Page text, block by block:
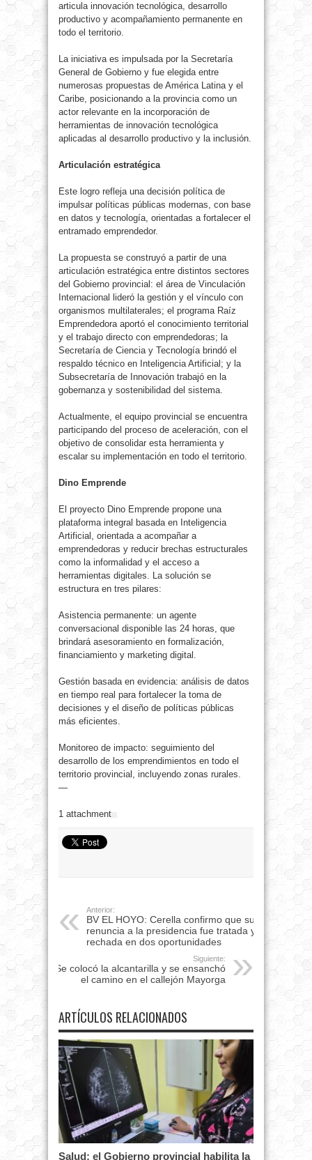
articula innovación tecnológica, desarrollo
productivo y acompañamiento permanente en
todo el territorio.
La iniciativa es impulsada por la Secretaría
General de Gobierno y fue elegida entre
numerosas propuestas de América Latina y el
Caribe, posicionando a la provincia como un
actor relevante en la incorporación de
herramientas de innovación tecnológica
aplicadas al desarrollo productivo y la inclusión.
Articulación estratégica
Este logro refleja una decisión política de
impulsar políticas públicas modernas, con base
en datos y tecnología, orientadas a fortalecer el
entramado emprendedor.
La propuesta se construyó a partir de una
articulación estratégica entre distintos sectores
del Gobierno provincial: el área de Vinculación
Internacional lideró la gestión y el vínculo con
organismos multilaterales; el programa Raíz
Emprendedora aportó el conocimiento territorial
y el trabajo directo con emprendedoras; la
Secretaría de Ciencia y Tecnología brindó el
respaldo técnico en Inteligencia Artificial; y la
Subsecretaría de Innovación trabajó en la
gobernanza y sostenibilidad del sistema.
Actualmente, el equipo provincial se encuentra
participando del proceso de aceleración, con el
objetivo de consolidar esta herramienta y
escalar su implementación en todo el territorio.
Dino Emprende
El proyecto Dino Emprende propone una
plataforma integral basada en Inteligencia
Artificial, orientada a acompañar a
emprendedoras y reducir brechas estructurales
como la informalidad y el acceso a
herramientas digitales. La solución se
estructura en tres pilares:
Asistencia permanente: un agente
conversacional disponible las 24 horas, que
brindará asesoramiento en formalización,
financiamiento y marketing digital.
Gestión basada en evidencia: análisis de datos
en tiempo real para fortalecer la toma de
decisiones y el diseño de políticas públicas
más eficientes.
Monitoreo de impacto: seguimiento del
desarrollo de los emprendimientos en todo el
territorio provincial, incluyendo zonas rurales.
—
1 attachment
Anterior:
BV EL HOYO: Cerella confirmo que su
renuncia a la presidencia fue tratada y
rechada en dos oportunidades
Siguiente:
Se colocó la alcantarilla y se ensanchó
el camino en el callejón Mayorga
ARTÍCULOS RELACIONADOS
Salud: el Gobierno provincial habilita la